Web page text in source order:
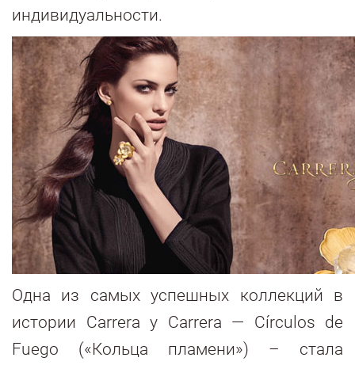
индивидуальности.
Одна из самых успешных коллекций в
истории Carrera y Carrera — Círculos de
Fuego («Кольца пламени») – стала